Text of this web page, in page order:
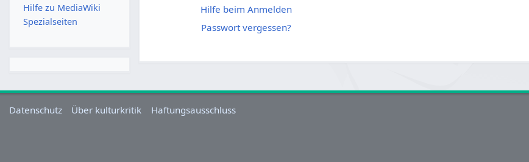
Hilfe beim Anmelden
Passwort vergessen?
Hilfe zu MediaWiki
Spezialseiten
Datenschutz Über kulturkritik Haftungsausschluss